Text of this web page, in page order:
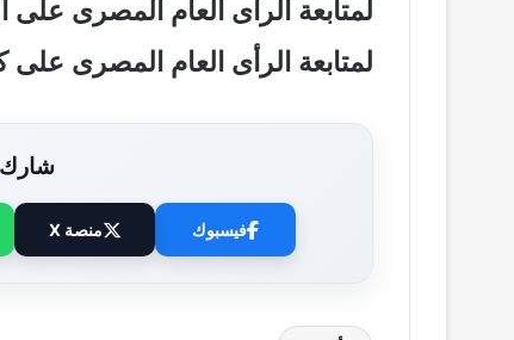
لمتابعة الرأى العام المصرى على
لمتابعة الرأى العام المصرى على
شارك
فيسبوك منصة X